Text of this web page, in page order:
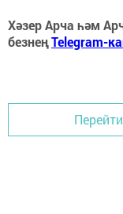
Хәзер Арча һәм
безнеңTelegram-